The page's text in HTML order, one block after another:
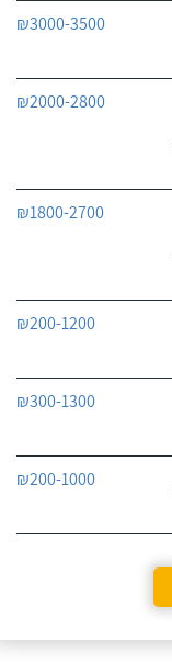
₪3000-3500
₪2000-2800
₪1800-2700
₪200-1200
₪300-1300
₪200-1000